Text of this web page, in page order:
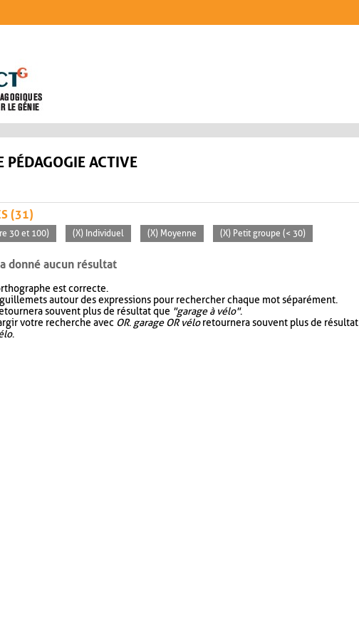
PÉDAGOGIE ACTIVE
(31)
30 et 100) (X) Individuel (X) Moyenne (X) Petit groupe (< 30)
donné aucun résultat
est correcte.
autour des expressions pour rechercher chaque mot séparément.
souvent plus de résultat que "garage à vélo".
votre recherche avec OR. garage OR véloretournera souvent plus de résultat
.